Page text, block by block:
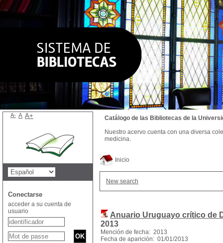
Inicio
New search
Anuario Uruguayo crítico de
2013
Mención de fecha: 2013
Fecha de aparición: 01/01/2013
Catálogo de las Bibliotecas de la
Nuestro acervo cuenta con una diversa
medicina.
A- A A+
Conectarse
acceder a su cuenta de
usuario